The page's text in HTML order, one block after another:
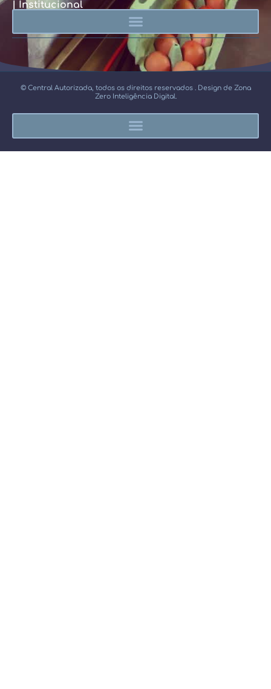
| Institucional
© Central Autorizada, todos os direitos reservados . Design de Zona
Zero Inteligência Digital.